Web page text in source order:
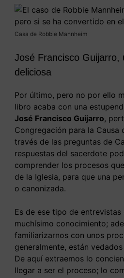
Casa de Robbie Mannheim
José Francisco Guijarro,
deliciosa
Por último, pero no por ello
libro acaba con una
José Francisco Guijarro,
Congregación para la Causa
través de las preguntas de
respuestas del sacerdote
comprender los procesos
de la Iglesia, para que una
o canonizada.
Es de ese tipo de
muchísimo conocimiento;
familiarizarnos con unos
generalmente, están
De aquí extraemos lo
llegar a ser el proceso; lo